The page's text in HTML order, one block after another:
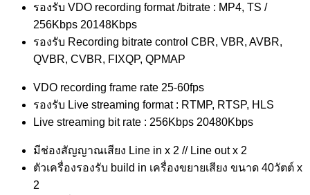
รองรับ VDO recording format /bitrate : MP4, TS /
256Kbps 20148Kbps
รองรับ Recording bitrate control CBR, VBR, AVBR,
QVBR, CVBR, FIXQP, QPMAP
VDO recording frame rate 25-60fps
รองรับ Live streaming format : RTMP, RTSP, HLS
Live streaming bit rate : 256Kbps 20480Kbps
มีช่องสัญญาณเสียง Line in x 2 // Line out x 2
ตัวเครื่องรองรับ build in เครื่องขยายเสียง ขนาด 40วัตต์ x
2